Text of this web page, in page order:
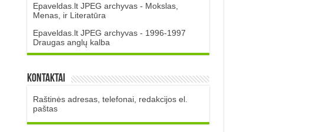
Epaveldas.lt JPEG archyvas - Mokslas,
Menas, ir Literatūra
Epaveldas.lt JPEG archyvas - 1996-1997
Draugas anglų kalba
Kontaktai
Raštinės adresas, telefonai, redakcijos el.
paštas